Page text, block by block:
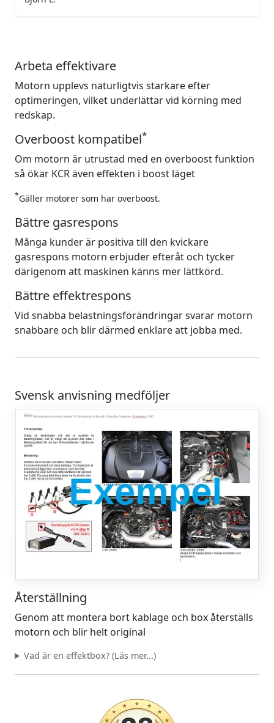
Arbeta effektivare
Motorn upplevs naturligtvis starkare efter
optimeringen, vilket underlättar vid körning med
redskap.
Overboost kompatibel*
Om motorn är utrustad med en overboost funktion
så ökar KCR även effekten i boost läget
*Gäller motorer som har overboost.
Bättre gasrespons
Många kunder är positiva till den kvickare
gasrespons motorn erbjuder efteråt och tycker
därigenom att maskinen känns mer lättkörd.
Bättre effektrespons
Vid snabba belastningsförändringar svarar motorn
snabbare och blir därmed enklare att jobba med.
Svensk anvisning medföljer
Återställning
Genom att montera bort kablage och box återställs
motorn och blir helt original
Vad är en effektbox? (Läs mer...)